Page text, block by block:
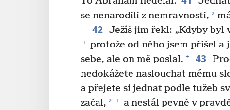
se nenarodili z nemravnosti, *
42 Ježíš jim řekl: „Kdyby byl
+ protože od něho jsem přišel a
sebe, ale on mě poslal. + 43
nedokážete naslouchat mému
a přejete si jednat podle tužeb
začal, * + a nestál pevně v